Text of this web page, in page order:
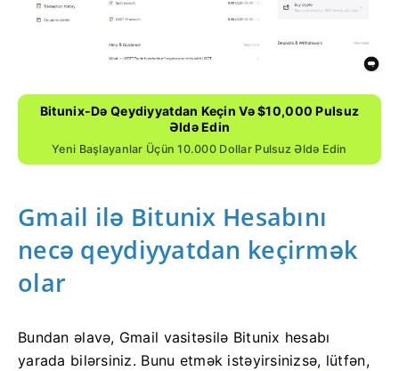
Bitunix-Də Qeydiyyatdan Keçin Və $10,000 Pulsuz
Əldə Edin
Yeni Başlayanlar Üçün 10.000 Dollar Pulsuz Əldə Edin
Gmail ilə Bitunix Hesabını
necə qeydiyyatdan keçirmək
olar
Bundan əlavə, Gmail vasitəsilə Bitunix hesabı
yarada bilərsiniz. Bunu etmək istəyirsinizsə, lütfən,